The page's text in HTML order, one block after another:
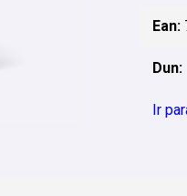
Ean:
Dun:
Ir